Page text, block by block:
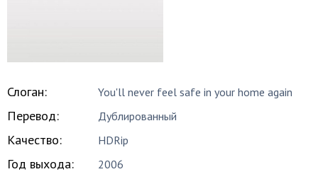
Слоган: You'll never feel safe in your home again
Перевод: Дублированный
Качество: HDRip
Год выхода: 2006